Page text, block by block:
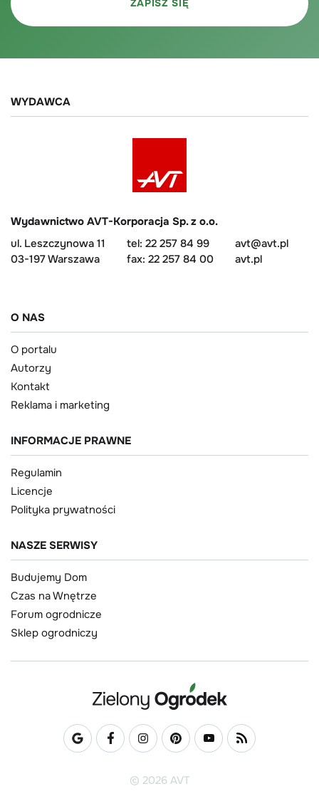
WYDAWCA
Wydawnictwo AVT-Korporacja Sp. z o.o.
ul. Leszczynowa 11
03-197 Warszawa
tel: 22 257 84 99
fax: 22 257 84 00
avt@avt.pl
avt.pl
O NAS
O portalu
Autorzy
Kontakt
Reklama i marketing
INFORMACJE PRAWNE
Regulamin
Licencje
Polityka prywatności
NASZE SERWISY
Budujemy Dom
Czas na Wnętrze
Forum ogrodnicze
Sklep ogrodniczy
© 2026 AVT